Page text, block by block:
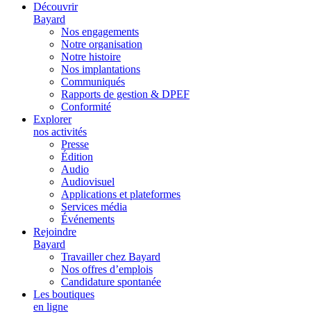
Découvrir
Bayard
Nos engagements
Notre organisation
Notre histoire
Nos implantations
Communiqués
Rapports de gestion & DPEF
Conformité
Explorer
nos activités
Presse
Édition
Audio
Audiovisuel
Applications et plateformes
Services média
Événements
Rejoindre
Bayard
Travailler chez Bayard
Nos offres d’emplois
Candidature spontanée
Les boutiques
en ligne